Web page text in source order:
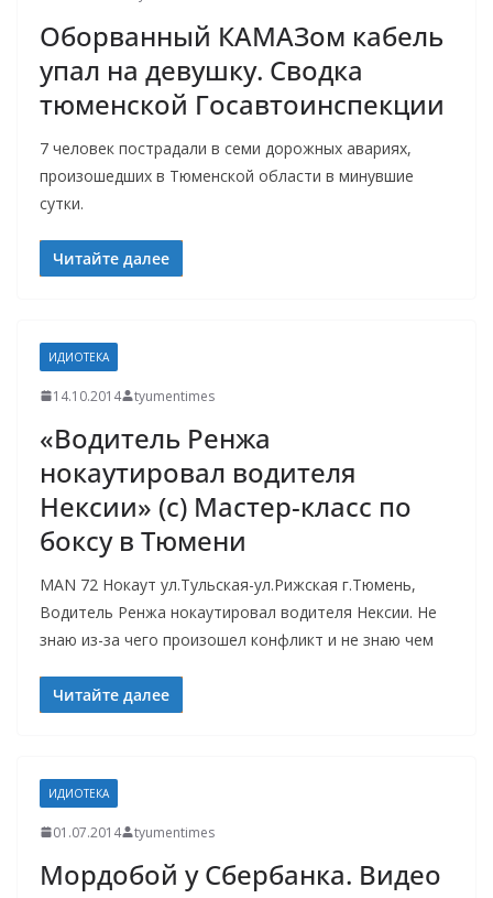
Оборванный КАМАЗом кабель
упал на девушку. Сводка
тюменской Госавтоинспекции
7 человек пострадали в семи дорожных авариях,
произошедших в Тюменской области в минувшие
сутки.
Читайте далее
ИДИОТЕКА
14.10.2014 tyumentimes
«Водитель Ренжа
нокаутировал водителя
Нексии» (с) Мастер-класс по
боксу в Тюмени
MAN 72 Нокаут ул.Тульская-ул.Рижская г.Тюмень,
Водитель Ренжа нокаутировал водителя Нексии. Не
знаю из-за чего произошел конфликт и не знаю чем
Читайте далее
ИДИОТЕКА
01.07.2014 tyumentimes
Мордобой у Сбербанка. Видео